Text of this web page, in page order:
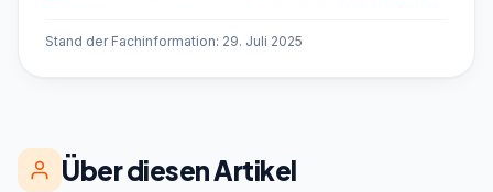
Stand der Fachinformation: 29. Juli 2025
Über diesen Artikel